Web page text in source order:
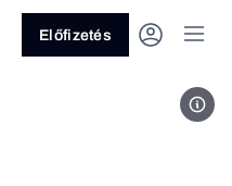
Előfizetés